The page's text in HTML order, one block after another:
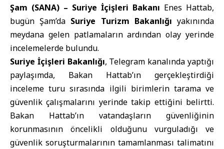
Şam (SANA) – Suriye İçişleri Bakanı Enes Hattab,
bugün Şam’da Suriye Turizm Bakanlığı yakınında
meydana gelen patlamaların ardından olay yerinde
incelemelerde bulundu.
Suriye İçişleri Bakanlığı, Telegram kanalında yaptığı
paylaşımda, Bakan Hattab’ın gerçekleştirdiği
inceleme turu sırasında ilgili birimlerin tarama ve
güvenlik çalışmalarını yerinde takip ettiğini belirtti.
Bakan Hattab’ın vatandaşların güvenliğinin
korunmasının öncelikli olduğunu vurguladığı ve
güvenlik soruşturmalarının tamamlanması talimatını